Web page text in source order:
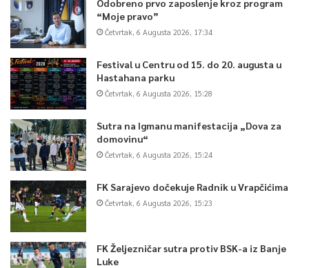
“Moje pravo”
Četvrtak, 6 Augusta 2026, 17:34
Festival u Centru od 15. do 20. augusta u
Hastahana parku
Četvrtak, 6 Augusta 2026, 15:28
Sutra na Igmanu manifestacija „Dova za
domovinu“
Četvrtak, 6 Augusta 2026, 15:24
FK Sarajevo dočekuje Radnik u Vrapčićima
Četvrtak, 6 Augusta 2026, 15:23
FK Željezničar sutra protiv BSK-a iz Banje
Luke